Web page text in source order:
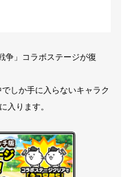
争」コラボステージが復
しか手に入らないキャラク
入ります。